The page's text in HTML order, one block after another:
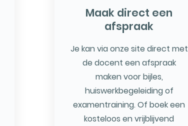
Maak direct een
afspraak
Je kan via onze site direct met
de docent een afspraak
maken voor bijles,
huiswerkbegeleiding of
examentraining. Of boek een
kosteloos en vrijblijvend